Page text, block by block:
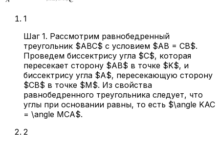
1
Шаг 1. Рассмотрим равнобедренный
треугольник $ABC$ с условием $AB = CB$.
Проведем биссектрису угла $C$, которая
пересекает сторону $AB$ в точке $K$, и
биссектрису угла $A$, пересекающую сторону
$CB$ в точке $M$. Из свойства
равнобедренного треугольника следует, что
углы при основании равны, то есть $\angle KAC
= \angle MCA$.
2